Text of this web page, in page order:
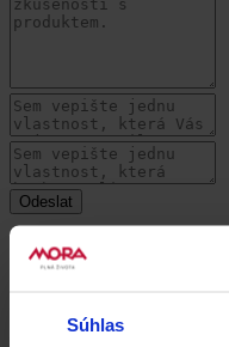
Súhlas
Súvisiace produkty